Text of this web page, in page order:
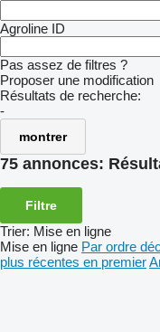
Agroline ID
Pas assez de filtres ?
Proposer une modification
Résultats de recherche:
-
montrer
75 annonces:
Filtre
Trier: Mise en ligne
Mise en ligne Par ordre
plus récentes en premier